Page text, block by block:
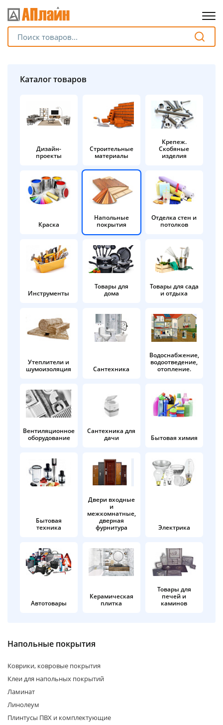
Каталог товаров
Дизайн-
проекты
Строительные
материалы
Крепеж.
Скобяные
изделия
Краска
Напольные
покрытия
Отделка стен и
потолков
Инструменты
Товары для
дома
Товары для сада
и отдыха
Утеплители и
шумоизоляция
Сантехника
Водоснабжение,
водоотведение,
отопление.
Вентиляционное
оборудование
Сантехника для
дачи
Бытовая химия
Бытовая
техника
Двери входные
и
межкомнатные,
дверная
фурнитура
Электрика
Автотовары
Керамическая
плитка
Товары для
печей и
каминов
Напольные покрытия
Коврики, ковровые покрытия
Клеи для напольных покрытий
Ламинат
Линолеум
Плинтусы ПВХ и комплектующие
Разбейте
без переплат
График платежей
Сегодня
%
в корзину
Оплачивайте сегодня только
25% картой любого банка
Получайте товар
выбранный способом
Оставшиеся
% будут
по25%каждые 2 недели
Подробнее
об оплате Плайтом
раз в 2
недели
Остались вопросы?
8 800 302-02-51
plait.ru